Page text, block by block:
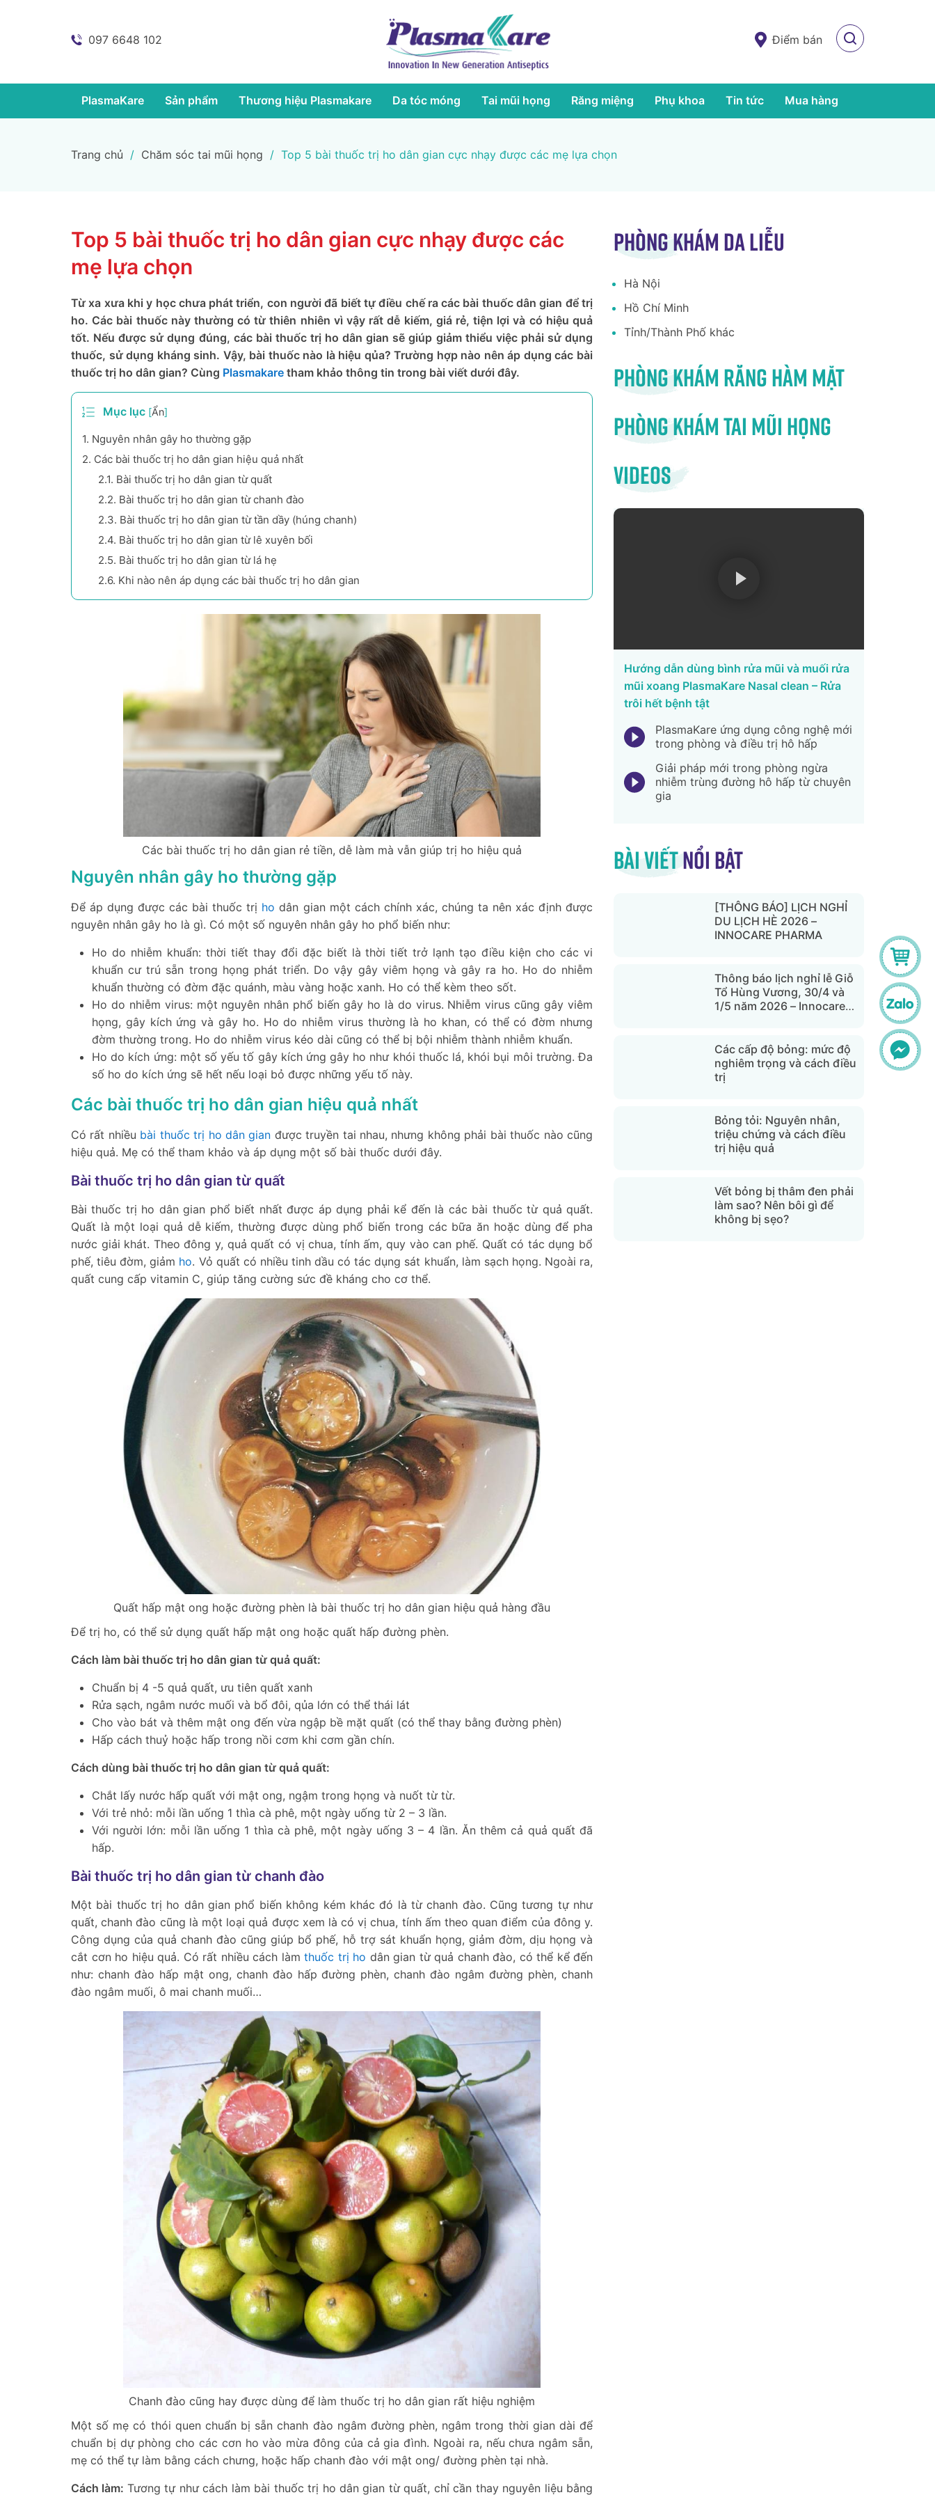
097 6648 102 Điểm bán
PlasmaKare Sản phẩm Thương hiệu Plasmakare Da tóc móng Tai mũi họng Răng miệng Phụ khoa Tin tức Mua hàng
Trang chủ / Chăm sóc tai mũi họng / Top 5 bài thuốc trị ho dân gian cực nhạy được các mẹ lựa chọn
Top 5 bài thuốc trị ho dân gian cực nhạy được các
mẹ lựa chọn
Từ xa xưa khi y học chưa phát triển, con người đã biết tự điều chế ra các bài thuốc dân gian để trị
ho. Các bài thuốc này thường có từ thiên nhiên vì vậy rất dễ kiếm, giá rẻ, tiện lợi và có hiệu quả
tốt. Nếu được sử dụng đúng, các bài thuốc trị ho dân gian sẽ giúp giảm thiểu việc phải sử dụng
thuốc, sử dụng kháng sinh. Vậy, bài thuốc nào là hiệu qủa? Trường hợp nào nên áp dụng các bài
thuốc trị ho dân gian? Cùng Plasmakare tham khảo thông tin trong bài viết dưới đây.
Mục lục [Ẩn]
1. Nguyên nhân gây ho thường gặp
2. Các bài thuốc trị ho dân gian hiệu quả nhất
2.1. Bài thuốc trị ho dân gian từ quất
2.2. Bài thuốc trị ho dân gian từ chanh đào
2.3. Bài thuốc trị ho dân gian từ tần dầy (húng chanh)
2.4. Bài thuốc trị ho dân gian từ lê xuyên bối
2.5. Bài thuốc trị ho dân gian từ lá hẹ
2.6. Khi nào nên áp dụng các bài thuốc trị ho dân gian
Các bài thuốc trị ho dân gian rẻ tiền, dễ làm mà vẫn giúp trị ho hiệu quả
Nguyên nhân gây ho thường gặp
Để áp dụng được các bài thuốc trị ho dân gian một cách chính xác, chúng ta nên xác định được
nguyên nhân gây ho là gì. Có một số nguyên nhân gây ho phổ biến như:
Ho do nhiễm khuẩn: thời tiết thay đổi đặc biết là thời tiết trở lạnh tạo điều kiện cho các vi
khuẩn cư trú sẵn trong họng phát triển. Do vậy gây viêm họng và gây ra ho. Ho do nhiễm
khuẩn thường có đờm đặc quánh, màu vàng hoặc xanh. Ho có thể kèm theo sốt.
Ho do nhiễm virus: một nguyên nhân phổ biến gây ho là do virus. Nhiễm virus cũng gây viêm
họng, gây kích ứng và gây ho. Ho do nhiễm virus thường là ho khan, có thể có đờm nhưng
đờm thường trong. Ho do nhiễm virus kéo dài cũng có thể bị bội nhiễm thành nhiễm khuẩn.
Ho do kích ứng: một số yếu tố gây kích ứng gây ho như khói thuốc lá, khói bụi môi trường. Đa
số ho do kích ứng sẽ hết nếu loại bỏ được những yếu tố này.
Các bài thuốc trị ho dân gian hiệu quả nhất
Có rất nhiều bài thuốc trị ho dân gian được truyền tai nhau, nhưng không phải bài thuốc nào cũng
hiệu quả. Mẹ có thể tham khảo và áp dụng một số bài thuốc dưới đây.
Bài thuốc trị ho dân gian từ quất
Bài thuốc trị ho dân gian phổ biết nhất được áp dụng phải kể đến là các bài thuốc từ quả quất.
Quất là một loại quả dễ kiếm, thường được dùng phổ biến trong các bữa ăn hoặc dùng để pha
nước giải khát. Theo đông y, quả quất có vị chua, tính ấm, quy vào can phế. Quất có tác dụng bổ
phế, tiêu đờm, giảm ho. Vỏ quất có nhiều tinh dầu có tác dụng sát khuẩn, làm sạch họng. Ngoài ra,
quất cung cấp vitamin C, giúp tăng cường sức đề kháng cho cơ thể.
Quất hấp mật ong hoặc đường phèn là bài thuốc trị ho dân gian hiệu quả hàng đầu
Để trị ho, có thể sử dụng quất hấp mật ong hoặc quất hấp đường phèn.
Cách làm bài thuốc trị ho dân gian từ quả quất:
Chuẩn bị 4 -5 quả quất, ưu tiên quất xanh
Rửa sạch, ngâm nước muối và bổ đôi, qủa lớn có thể thái lát
Cho vào bát và thêm mật ong đến vừa ngập bề mặt quất (có thể thay bằng đường phèn)
Hấp cách thuỷ hoặc hấp trong nồi cơm khi cơm gần chín.
Cách dùng bài thuốc trị ho dân gian từ quả quất:
Chắt lấy nước hấp quất với mật ong, ngậm trong họng và nuốt từ từ.
Với trẻ nhỏ: mỗi lần uống 1 thìa cà phê, một ngày uống từ 2 – 3 lần.
Với người lớn: mỗi lần uống 1 thìa cà phê, một ngày uống 3 – 4 lần. Ăn thêm cả quả quất đã
hấp.
Bài thuốc trị ho dân gian từ chanh đào
Một bài thuốc trị ho dân gian phổ biến không kém khác đó là từ chanh đào. Cũng tương tự như
quất, chanh đào cũng là một loại quả được xem là có vị chua, tính ấm theo quan điểm của đông y.
Công dụng của quả chanh đào cũng giúp bổ phế, hỗ trợ sát khuẩn họng, giảm đờm, dịu họng và
cắt cơn ho hiệu quả. Có rất nhiều cách làm thuốc trị ho dân gian từ quả chanh đào, có thể kể đến
như: chanh đào hấp mật ong, chanh đào hấp đường phèn, chanh đào ngâm đường phèn, chanh
đào ngâm muối, ô mai chanh muối…
Chanh đào cũng hay được dùng để làm thuốc trị ho dân gian rất hiệu nghiệm
Một số mẹ có thói quen chuẩn bị sẵn chanh đào ngâm đường phèn, ngâm trong thời gian dài để
chuẩn bị dự phòng cho các cơn ho vào mừa đông của cả gia đình. Ngoài ra, nếu chưa ngâm sẵn,
mẹ có thể tự làm bằng cách chưng, hoặc hấp chanh đào với mật ong/ đường phèn tại nhà.
Cách làm: Tương tự như cách làm bài thuốc trị ho dân gian từ quất, chỉ cần thay nguyên liệu bằng
Phòng khám da liễu
Hà Nội
Hồ Chí Minh
Tỉnh/Thành Phố khác
Phòng khám răng hàm mặt
Phòng khám tai mũi họng
Videos
Hướng dẫn dùng bình rửa mũi và muối rửa
mũi xoang PlasmaKare Nasal clean – Rửa
trôi hết bệnh tật
PlasmaKare ứng dụng công nghệ mới
trong phòng và điều trị hô hấp
Giải pháp mới trong phòng ngừa
nhiễm trùng đường hô hấp từ chuyên
gia
Bài viếtnổi bật
[THÔNG BÁO] LỊCH NGHỈ
DU LỊCH HÈ 2026 –
INNOCARE PHARMA
Thông báo lịch nghỉ lễ Giỗ
Tổ Hùng Vương, 30/4 và
1/5 năm 2026 – Innocare
Các cấp độ bỏng: mức độ
nghiêm trọng và cách điều
trị
Bỏng tỏi: Nguyên nhân,
triệu chứng và cách điều
trị hiệu quả
Vết bỏng bị thâm đen phải
làm sao? Nên bôi gì để
không bị sẹo?